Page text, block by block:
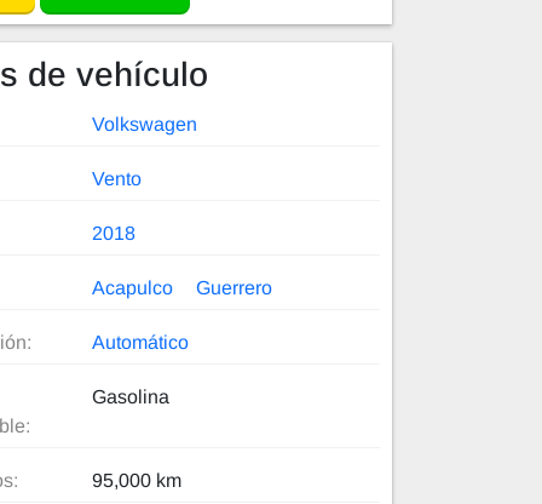
de vehículo
Volkswagen
Vento
2018
Acapulco Guerrero
Automático
Gasolina
95,000 km